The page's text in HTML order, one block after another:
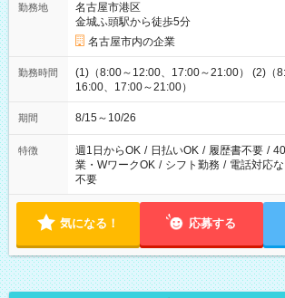
勤務地
名古屋市港区
金城ふ頭駅から徒歩5分
名古屋市内の企業
勤務時間
(1)（8:00～12:00、17:00～21:00） (2)（
16:00、17:00～21:00）
期間 8/15～10/26
特徴 週1日からOK / 日払いOK / 履歴書不要 /
業・WワークOK / シフト勤務 / 電話対応な
不要
気になる！ 応募する